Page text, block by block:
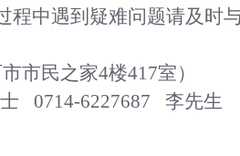
中遇到疑难问题请及时
市民之家4楼417室）
0714-6227687 李先生